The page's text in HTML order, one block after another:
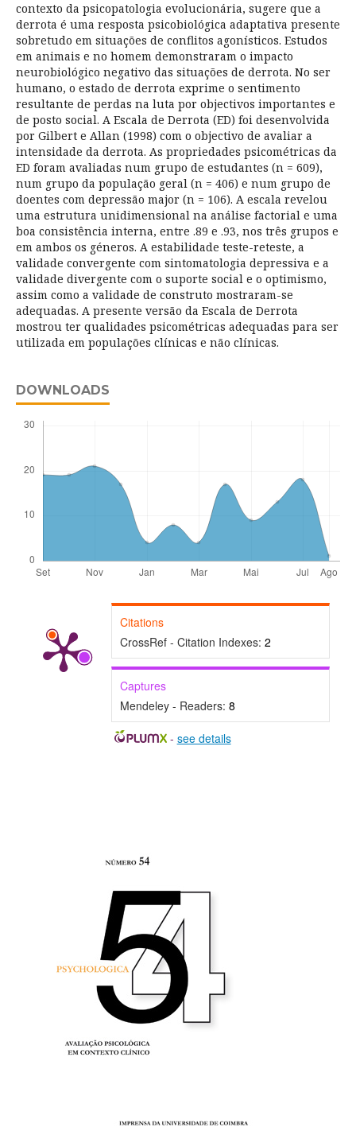
contexto da psicopatologia evolucionária, sugere que a
derrota é uma resposta psicobiológica adaptativa presente
sobretudo em situações de conflitos agonísticos. Estudos
em animais e no homem demonstraram o impacto
neurobiológico negativo das situações de derrota. No ser
humano, o estado de derrota exprime o sentimento
resultante de perdas na luta por objectivos importantes e
de posto social. A Escala de Derrota (ED) foi desenvolvida
por Gilbert e Allan (1998) com o objectivo de avaliar a
intensidade da derrota. As propriedades psicométricas da
ED foram avaliadas num grupo de estudantes (n = 609),
num grupo da população geral (n = 406) e num grupo de
doentes com depressão major (n = 106). A escala revelou
uma estrutura unidimensional na análise factorial e uma
boa consistência interna, entre .89 e .93, nos três grupos e
em ambos os géneros. A estabilidade teste-reteste, a
validade convergente com sintomatologia depressiva e a
validade divergente com o suporte social e o optimismo,
assim como a validade de construto mostraram-se
adequadas. A presente versão da Escala de Derrota
mostrou ter qualidades psicométricas adequadas para ser
utilizada em populações clínicas e não clínicas.
DOWNLOADS
Citations
CrossRef - Citation Indexes: 2
Captures
Mendeley - Readers: 8
- see details